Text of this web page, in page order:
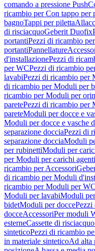
comando a pressione
ricambio per Con tappo per
bagnoTappi per piletta
di risciacquoGeberit Duofix
portantiPezzi di ricambio
portantiPannellature
d'installazionePezzi di
per WCPezzi di ricambio
lavabiPezzi di ricambio per
di ricambio per Moduli per
ricambio per Moduli per
paretePezzi di ricambio per
pareteModuli per docce e
Moduli per docce e vasche
separazione docciaPezzi di
separazione docciaModuli
per rubinettiModuli per
per Moduli per carichi
ricambio per Accessori
di ricambio per Moduli
ricambio per Moduli per WC
Moduli per lavabiModuli
bidetModuli per doccePezzi
docceAccessoriPer moduli
esterneCassette di
sinteticoPezzi di ricambio
in materiale sinteticoAd alta